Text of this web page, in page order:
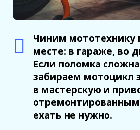
Чиним мототехнику
месте: в гараже, во
Если поломка
забираем мотоцикл
в мастерскую и
ехать не нужно.